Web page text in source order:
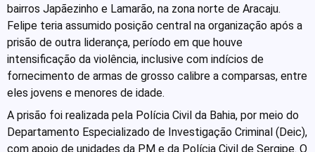
bairros Japãezinho e Lamarão, na zona norte de Aracaju.
Felipe teria assumido posição central na organização após a
prisão de outra liderança, período em que houve
intensificação da violência, inclusive com indícios de
fornecimento de armas de grosso calibre a comparsas, entre
eles jovens e menores de idade.
A prisão foi realizada pela Polícia Civil da Bahia, por meio do
Departamento Especializado de Investigação Criminal (Deic),
com apoio de unidades da PM e da Polícia Civil de Sergipe. O